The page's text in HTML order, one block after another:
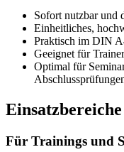
Sofort nutzbar und
Einheitliches,
Praktisch im DIN
Geeignet für
Optimal für
Für Trainings und